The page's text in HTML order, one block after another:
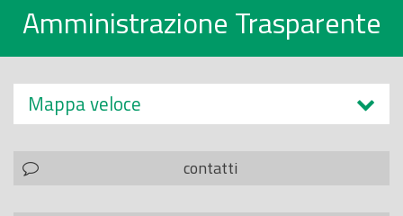
Amministrazione Trasparente
Mappa veloce
contatti